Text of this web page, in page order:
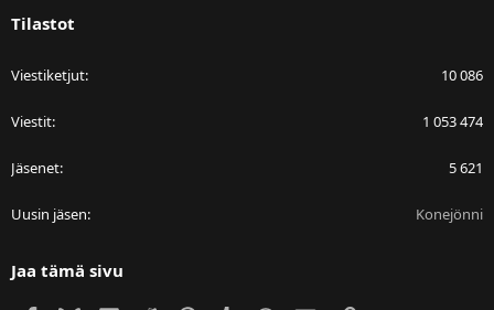
Tilastot
Viestiketjut 10 086
Viestit 1 053 474
Jäsenet 5 621
Uusin jäsen Konejönni
Jaa tämä sivu